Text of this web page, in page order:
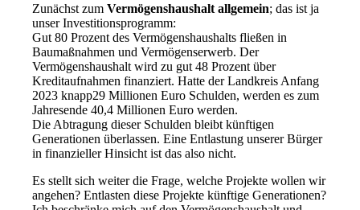
Zunächst zumVermögenshaushalt allgemein; das ist ja
unser Investitionsprogramm:
Gut 80 Prozent des Vermögenshaushalts fließen in
Baumaßnahmen und Vermögenserwerb. Der
Vermögenshaushalt wird zu gut 48 Prozent über
Kreditaufnahmen finanziert. Hatte der Landkreis Anfang
2023 knapp29 Millionen Euro Schulden, werden es zum
Jahresende 40,4 Millionen Euro werden.
Die Abtragung dieser Schulden bleibt künftigen
Generationen überlassen. Eine Entlastung unserer Bürger
in finanzieller Hinsicht ist das also nicht.
Es stellt sich weiter die Frage, welche Projekte wollen wir
angehen? Entlasten diese Projekte künftige Generationen?